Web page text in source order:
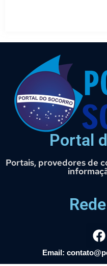
Portal
Portais, provedores de
Email: